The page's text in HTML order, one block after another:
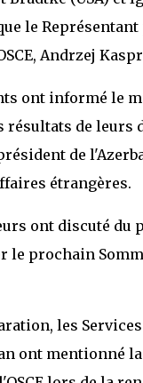
le
Andrzej
ont informé le
résultats de leurs
de
étrangères.
ont discuté du
le prochain
les
ont mentionné